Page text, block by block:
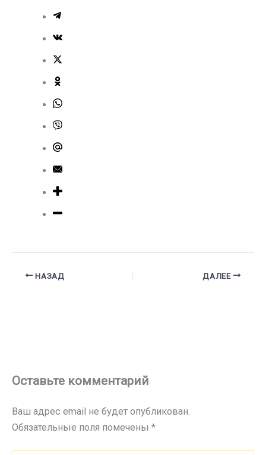
НАЗАД ДАЛЕЕ
Оставьте комментарий
Ваш адрес email не будет опубликован.
Обязательные поля помечены *